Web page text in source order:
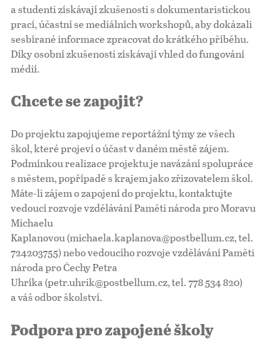
a studenti získávají zkušenosti s dokumentaristickou
prací, účastní se mediálních workshopů, aby dokázali
sesbírané informace zpracovat do krátkého příběhu.
Díky osobní zkušenosti získávají vhled do fungování
médií.
Chcete se zapojit?
Do projektu zapojujeme reportážní týmy ze všech
škol, které projeví o účast v daném městě zájem.
Podmínkou realizace projektu je navázání spolupráce
s městem, popřípadě s krajem jako zřizovatelem škol.
Máte-li zájem o zapojení do projektu, kontaktujte
vedoucí rozvoje vzdělávání Paměti národa pro Moravu
Michaelu
Kaplanovou (michaela.kaplanova@postbellum.cz, tel.
724203755) nebo vedoucího rozvoje vzdělávání Paměti
národa pro Čechy Petra
Uhríka (petr.uhrik@postbellum.cz, tel. 778 534 820)
a váš odbor školství.
Podpora pro zapojené školy